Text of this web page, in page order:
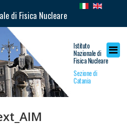
di Fisica Nucleare
Istituto
Nazionale di
Fisica Nucleare
Sezione di
Catania